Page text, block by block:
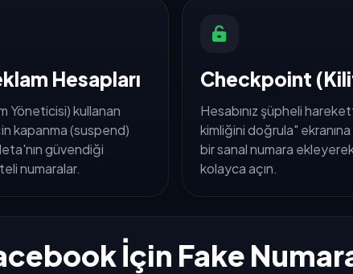
Hesapları
Yöneticisi) kullanan
kapanma (suspend)
güvendiği
numaralar.
Checkpoint
Hesabınız şüpheli
kimliğini doğrula"
bir sanal numara
kolayca açın.
İçin Fake